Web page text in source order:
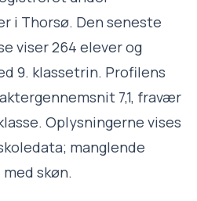
i Thorsø. Den seneste
viser 264 elever og
9. klassetrin. Profilens
7,1, fravær
Oplysningerne vises
manglende
skøn.